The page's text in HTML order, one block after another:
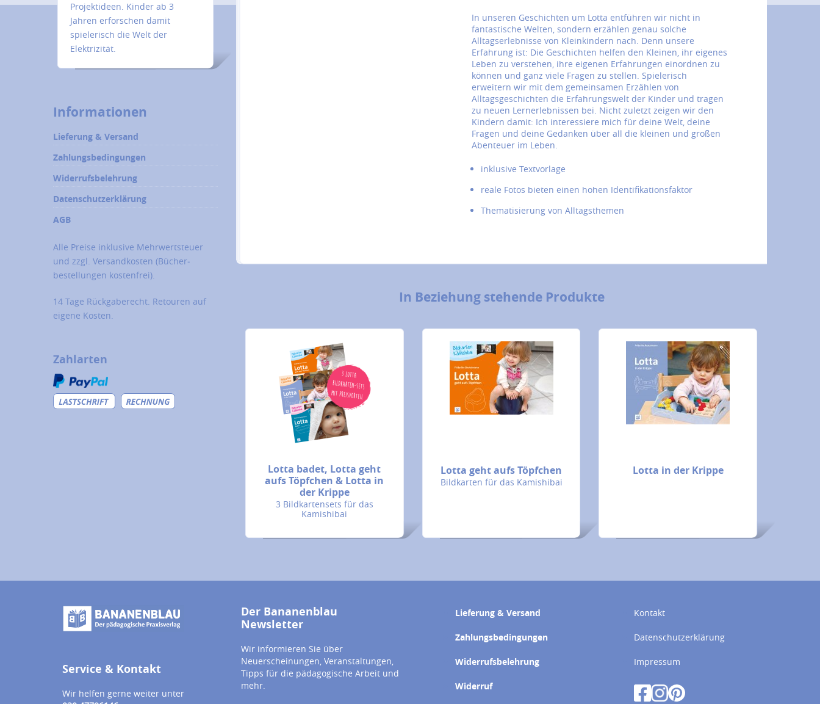
In unseren Geschichten um Lotta entführen wir nicht in
fantastische Welten, sondern erzählen genau solche
Alltagserlebnisse von Kleinkindern nach. Denn unsere
Erfahrung ist: Die Geschichten helfen den Kleinen, ihr eigenes
Leben zu verstehen, ihre eigenen Erfahrungen einordnen zu
können und ganz viele Fragen zu stellen. Spielerisch
erweitern wir mit dem gemeinsamen Erzählen von
Alltagsgeschichten die Erfahrungswelt der Kinder und tragen
zu neuen Lernerlebnissen bei. Nicht zuletzt zeigen wir den
Kindern damit: Ich interessiere mich für deine Welt, deine
Fragen und deine Gedanken über all die kleinen und großen
Abenteuer im Leben.
inklusive Textvorlage
reale Fotos bieten einen hohen Identifikationsfaktor
Thematisierung von Alltagsthemen
In Beziehung stehende Produkte
Lotta badet, Lotta geht
aufs Töpfchen & Lotta in
der Krippe
3 Bildkartensets für das
Kamishibai
Lotta geht aufs Töpfchen
Bildkarten für das Kamishibai
Lotta in der Krippe
Projektideen. Kinder ab 3
Jahren erforschen damit
spielerisch die Welt der
Elektrizität.
Informationen
Lieferung & Versand
Zahlungsbedingungen
Widerrufsbelehrung
Datenschutzerklärung
AGB
Alle Preise inklusive Mehrwertsteuer
und zzgl. Versandkosten (Bücher­
bestellungen kostenfrei).
14 Tage Rückgaberecht. Retouren auf
eigene Kosten.
Zahlarten
Service & Kontakt
Wir helfen gerne weiter unter
Der Bananenblau
Newsletter
Wir informieren Sie über
Neuerscheinungen, Veranstaltungen,
Tipps für die pädagogische Arbeit und
mehr.
Lieferung & Versand
Zahlungsbedingungen
Widerrufsbelehrung
Widerruf
Kontakt
Datenschutzerklärung
Impressum